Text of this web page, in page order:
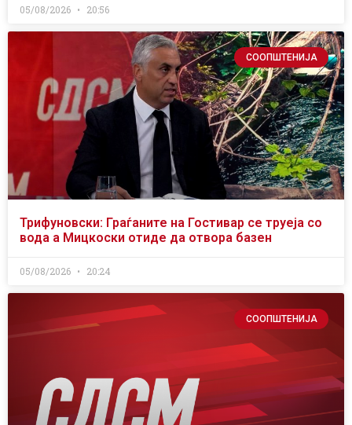
05/08/2026 20:56
СООПШТЕНИЈА
Трифуновски: Граѓаните на Гостивар се труеја со
вода а Мицкоски отиде да отвора базен
05/08/2026 20:24
СООПШТЕНИЈА